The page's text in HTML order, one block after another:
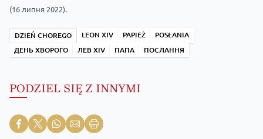
(16 липня 2022).
DZIEŃ CHOREGO LEON XIV PAPIEŻ
POSŁANIA
ДЕНЬ ХВОРОГО
ЛЕВ XIV ПАПА ПОСЛАННЯ
PODZIEL SIĘ Z INNYMI